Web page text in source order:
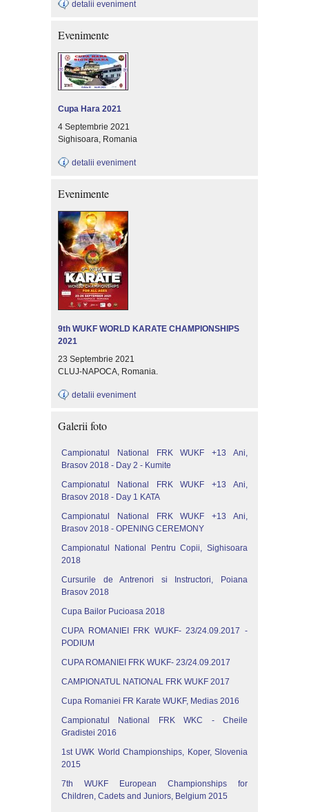
detalii eveniment
Evenimente
Cupa Hara 2021
4 Septembrie 2021
Sighisoara, Romania
detalii eveniment
Evenimente
9th WUKF WORLD KARATE CHAMPIONSHIPS
2021
23 Septembrie 2021
CLUJ-NAPOCA, Romania.
detalii eveniment
Galerii foto
Campionatul National FRK WUKF +13 Ani,
Brasov 2018 - Day 2 - Kumite
Campionatul National FRK WUKF +13 Ani,
Brasov 2018 - Day 1 KATA
Campionatul National FRK WUKF +13 Ani,
Brasov 2018 - OPENING CEREMONY
Campionatul National Pentru Copii, Sighisoara
2018
Cursurile de Antrenori si Instructori, Poiana
Brasov 2018
Cupa Bailor Pucioasa 2018
CUPA ROMANIEI FRK WUKF- 23/24.09.2017 -
PODIUM
CUPA ROMANIEI FRK WUKF- 23/24.09.2017
CAMPIONATUL NATIONAL FRK WUKF 2017
Cupa Romaniei FR Karate WUKF, Medias 2016
Campionatul National FRK WKC - Cheile
Gradistei 2016
1st UWK World Championships, Koper, Slovenia
2015
7th WUKF European Championships for
Children, Cadets and Juniors, Belgium 2015